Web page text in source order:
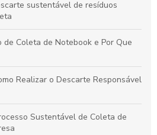
sustentável de resíduos
de Coleta de Notebook e Por Que
Realizar o Descarte Responsável
Sustentável de Coleta de